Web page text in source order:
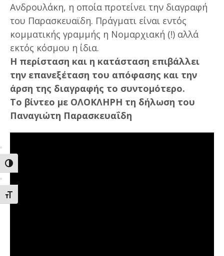
ΕΝΑΛΛΑΓΗ ΥΨΗΛΗΣ ΑΝΤΙΘΕΣΗΣ
ΕΝΑΛΛΑΓΗ ΜΕΓΕΘΟΥΣ ΓΡΑΜΜΑΤΩΝ
Ανδρουλάκη, η οποία προτείνει την διαγραφή
του Παρασκευαϊδη. Πράγματι είναι εντός
κομματικής γραμμής η Νομαρχιακή (!) αλλά
εκτός κόσμου η ίδια.
Η περίσταση και η κατάσταση επιβάλλει
την επανεξέταση του απόφασης και την
άρση της διαγραφής το συντομότερο.
Το βίντεο με ΟΛΟΚΛΗΡΗ τη δήλωση του
Παναγιώτη Παρασκευαΐδη